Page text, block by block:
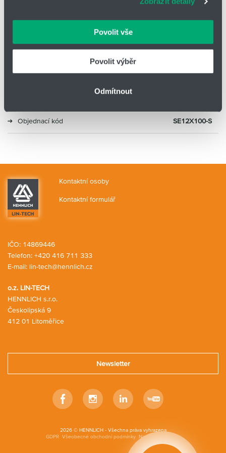
vašimi údaji zacházíme citlivě, děkujeme za projevení
Povolit vše
Povolit výběr
Odmítnout
Typ Kompaktní UNITOP
Průměr 12
Zdvih (mm) 100
Objednací kód SE12X100-S
Kontaktní osoby
Kontaktní formulář
o.z. LIN-TECH
HENNLICH s.r.o.
Českolipská 9
412 01 Litoměřice
IČO: 14869446
Telefon: +420 416 711 333
E-mail: lin-tech@hennlich.cz
2026 © HENNLICH - Všechna práva vyhrazena
GDPR Všeobecné obchodní podmínky Nastavení cookies
FacebookInstagramLinkedin Youtube
Newsletter